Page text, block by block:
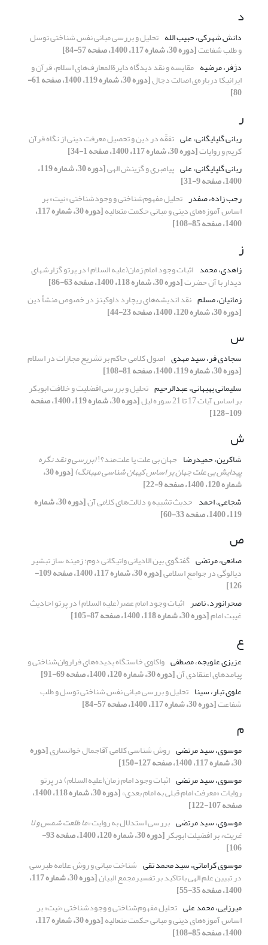
د
دانش شهرکی، حبیب الله تحلیل و بررسی مبانی نفس شناختی توسل
و طلب شفاعت[دوره 30، شماره 117، 1400، صفحه 57-84]
دژفر، مرضیه مقایسه و نقد دیدگاه دایرةالمعارف‌های اسلام، قرآن و
ایرانیکا درباره‌ی اصالت دجال [دوره 30، شماره 119، 1400، صفحه 61-
80]
ر
ربانی گلپایگانی، علی تفقّه در دین و تحصیل معرفت دینی از نگاه قرآن
کریم و روایات[دوره 30، شماره 117، 1400، صفحه 1-34]
ربانی گلپایگانی، علی پیامبری و گزینش الهی [دوره 30، شماره 119،
1400، صفحه 9-31]
رجب زاده، صفدر تحلیل مفهوم‌شناختی و وجودشناختی «نیت» بر
اساس آموزه‌های دینی و مبانی حکمت متعالیه [دوره 30، شماره 117،
1400، صفحه 85-108]
ز
زاهدی، محمد اثبات وجود امام زمان(علیه السلام) در پرتو گزارش‎های
دیدار با آن حضرت[دوره 30، شماره 118، 1400، صفحه 63-86]
زمانیان، مسلم نقد اندیشه‌های ریچارد داوکینز در خصوص منشأ دین
[دوره 30، شماره 120، 1400، صفحه 23-44]
س
سجادی فر، سید مهدی اصول کلامی حاکم بر تشریع مجازات‌ در اسلام
[دوره 30، شماره 119، 1400، صفحه 81-108]
سلیمانی بهبهانی، عبدالرحیم تحلیل و بررسی افضلیت و خلافت ابوبکر
بر اساس آیات 17 تا 21 سوره لیل [دوره 30، شماره 119، 1400، صفحه
109-128]
ش
شاکرین، حمیدرضا جهان بی علت یا علت‌مند؟!(بررسی و نقد نگره
پیدایش بی ‎علت جهان بر اساس کیهان‎ شناسی مه‎بانگ) [دوره 30،
شماره 120، 1400، صفحه 9-22]
شجاعی، احمد حدیث تشبیه و دلالت‌های کلامی آن [دوره 30، شماره
119، 1400، صفحه 33-60]
ص
صانعی، مرتضی گفتگوی بین الادیانی واتیکانی دوم؛ زمینه ساز تبشیر
دیالوگی در جوامع اسلامی [دوره 30، شماره 117، 1400، صفحه 109-
126]
صحرانورد، ناصر اثبات وجود امام عصر(علیه السلام) در پرتو احادیث
غیبت امام[دوره 30، شماره 118، 1400، صفحه 87-105]
ع
عزیزی علویجه، مصطفی واکاوی خاستگاه پدیده‌های فراروان‌شناختی و
پیامدهای اعتقادی آن[دوره 30، شماره 120، 1400، صفحه 69-91]
علوی تبار، سینا تحلیل و بررسی مبانی نفس شناختی توسل و طلب
شفاعت[دوره 30، شماره 117، 1400، صفحه 57-84]
م
موسوی، سید مرتضی روش شناسی کلامی آقاجمال خوانساری[دوره
30، شماره 117، 1400، صفحه 127-150]
موسوی، سید مرتضی اثبات وجود امام زمان(علیه السلام) در پرتو
روایات «معرفت امام قبلی به امام بعدی» [دوره 30، شماره 118، 1400،
صفحه 107-122]
موسوی، سید مرتضی بررسی استدلال به روایت«ما طلعت شمس و لا
غربت»بر افضیلت ابوبکر [دوره 30، شماره 120، 1400، صفحه 93-
106]
موسوی کراماتی، سید محمد تقی شناخت مبانی و روش علامه طبرسی
در تبیین علم الهی با تاکید بر تفسیرمجمع البیان [دوره 30، شماره 117،
1400، صفحه 35-55]
میرزایی، محمد علی تحلیل مفهوم‌شناختی و وجودشناختی «نیت» بر
اساس آموزه‌های دینی و مبانی حکمت متعالیه [دوره 30، شماره 117،
1400، صفحه 85-108]